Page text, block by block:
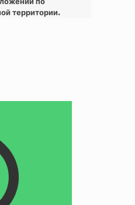
территории.